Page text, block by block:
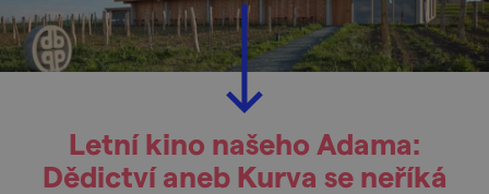
Letní kino našeho Adama:
Dědictví aneb Kurva se neříká